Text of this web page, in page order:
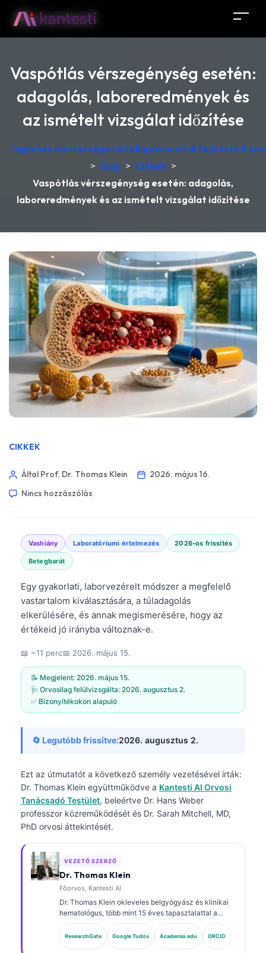
Vaspótlás vérszegénység esetén:
adagolás, laboreredmények és
az ismételt vizsgálat időzítése
Ingyenes mesterséges intelligencia által fejlesztett
> Blog > Cikkek >
Vaspótlás vérszegénység esetén: adagolás,
laboreredmények és az ismételt vizsgálat időzítése
CIKKEK
Által Prof. Dr. Thomas Klein
2026. május 16.
Nincs hozzászólás
Vashiány Laboratóriumi értelmezés 2026-os frissítés
Betegbarát
Egy gyakorlati, laborvezérelt módszer a megfelelő
vastartalom kiválasztására, a túladagolás
elkerülésére, és annak megismerésére, hogy az
értékeid jó irányba változnak-e.
📖 ~11 perc📅 2026. május 15.
📝 Megjelent: 2026. május 15.
🩺 Orvosilag felülvizsgálta: 2026. augusztus 2.
✅ Bizonyítékokon alapuló
🔄 Legutóbb frissítve:2026. augusztus 2.
Ezt az útmutatót a következő személy vezetésével írták:
Dr. Thomas Klein együttműködve a Kantesti AI Orvosi
Tanácsadó Testület, beleértve Dr. Hans Weber
professzor közreműködését és Dr. Sarah Mitchell, MD,
PhD orvosi áttekintését.
VEZETŐ SZERZŐ
Dr. Thomas Klein
Főorvos, Kantesti AI
Dr. Thomas Klein okleveles belgyógyász és klinikai
hematológus, több mint 15 éves tapasztalattal a
laboratóriumi orvoslás és az AI-támogatott klinikai
elemzés területén. A Kantesti AI vezérorvosaként
(Chief Medical Officer) biztosítja a saját fejlesztésű
ResearchGate Google Tudós Academia.edu ORCID